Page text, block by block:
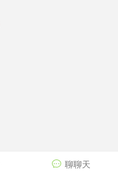
 聊聊天